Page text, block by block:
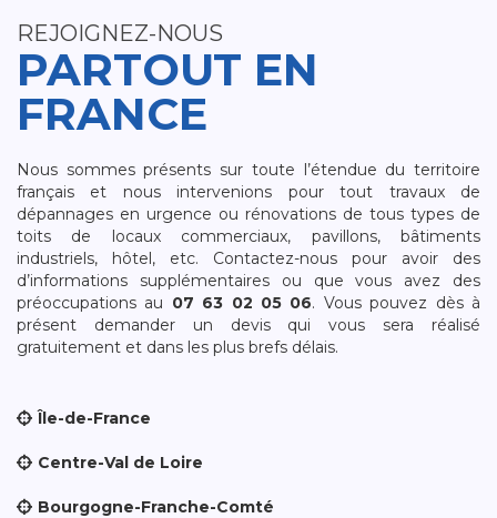
REJOIGNEZ-NOUS
PARTOUT EN
FRANCE
Nous sommes présents sur toute l’étendue du territoire
français et nous intervenions pour tout travaux de
dépannages en urgence ou rénovations de tous types de
toits de locaux commerciaux, pavillons, bâtiments
industriels, hôtel, etc. Contactez-nous pour avoir des
d’informations supplémentaires ou que vous avez des
préoccupations au 07 63 02 05 06. Vous pouvez dès à
présent demander un devis qui vous sera réalisé
gratuitement et dans les plus brefs délais.
Île-de-France
Centre-Val de Loire
Bourgogne-Franche-Comté